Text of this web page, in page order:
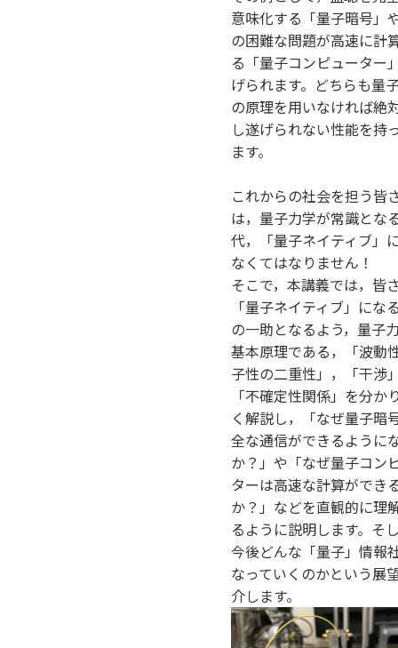
意味化する「量子暗号」
の困難な問題が高速に計
る「量子コンピューター
げられます。どちらも量
の原理を用いなければ絶
し遂げられない性能を持
ます。
これからの社会を担う皆
は，量子力学が常識とな
代，「量子ネイティブ」
なくてはなりません！
そこで，本講義では，皆
「量子ネイティブ」にな
の一助となるよう，量子
基本原理である，「波動
子性の二重性」，「干渉
「不確定性関係」を分か
く解説し，「なぜ量子暗
全な通信ができるように
か？」や「なぜ量子コン
ターは高速な計算ができ
か？」などを直観的に理
るように説明します。そ
今後どんな「量子」情報
なっていくのかという展
介します。